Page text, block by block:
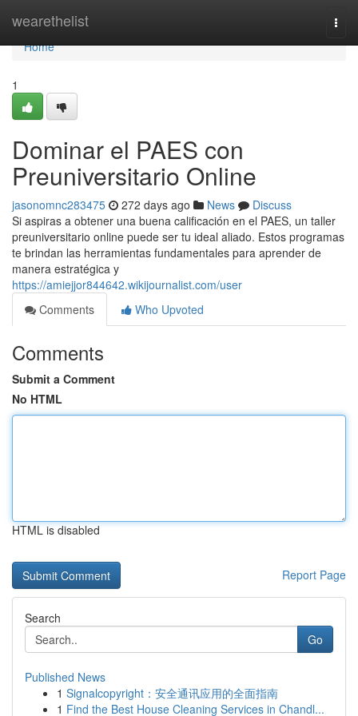
wearethelist
Home
Home
1
Dominar el PAES con
Preuniversitario Online
jasonomnc283475 272 days ago News
Discuss
Si aspiras a obtener una buena calificación en el PAES, un taller
preuniversitario online puede ser tu ideal aliado. Estos programas
te brindan las herramientas fundamentales para aprender de
manera estratégica y
https://amiejjor844642.wikijournalist.com/user
Comments
Who Upvoted
Comments
Submit a Comment
No HTML
HTML is disabled
Report Page
Search
Go
Published News
1 Signalcopyright：安全通讯应用的全面指南
1 Find the Best House Cleaning Services in Chandl...